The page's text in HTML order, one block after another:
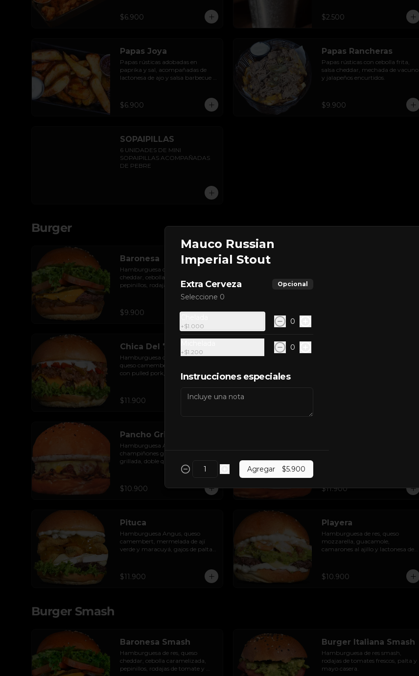
$6.900 $2.500
Papas Joya
Papas rústicas adobadas en
paprika y sal, acompañadas de
lactonesa de ajo y salsa barbecue
$6.900
Papas Rancheras
Papas rústicas con cebolla frita,
salsa cheddar, mechada de vacuno
y jalapeños encurtidos.
$9.900
SOPAIPILLAS
6 UNIDADES DE MINI
SOPAIPILLAS ACOMPAÑADAS
DE PEBRE
Burger
Baronesa
Hamburguesa de res, queso
cheddar, cebolla caramelizada,
pepinillos, rodajas de tomate y
hojas de lechuga hidropónica.
$9.900
Chica Del 79
Hamburguesa de res rellena con
queso camembert, acompañada
con pulled pork, salsa barbecue,
queso cheddar, pimientos asados,
salsa de ajo.
$11.900
Pancho Grill
Hamburguesa Angus,
champiñones grillados, cebolla
grillada, doble queso mozzarella y
$10.900 $11.900
Pituca
Hamburguesa Angus, queso
camembert, mermelada de ají
verde y maracuyá, gajos de palta
casera.
$11.900
Playera
Hamburguesa de res, queso
mozzarella, guacamole,
camarones al ajillo y lactonesa de
$10.900
Burger Smash
Baronesa Smash
Hamburguesa de res, queso
cheddar, cebolla caramelizada,
pepinillos, rodajas de tomate y
Burger Italiana Smash
Hamburguesa de res smash,
rodajas de tomates frescos, palta y
mayo casera.
Mauco Russian
Imperial Stout
Extra Cerveza Opcional
Seleccione 0
+$1.000
0
+$1.200
0
Instrucciones especiales
Agregar $5.900